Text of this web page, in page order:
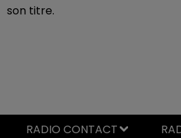
son titre.